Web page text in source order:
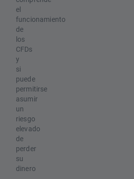
el
funcionamiento
de
los
CFDs
y
si
puede
permitirse
asumir
un
riesgo
elevado
de
perder
su
dinero